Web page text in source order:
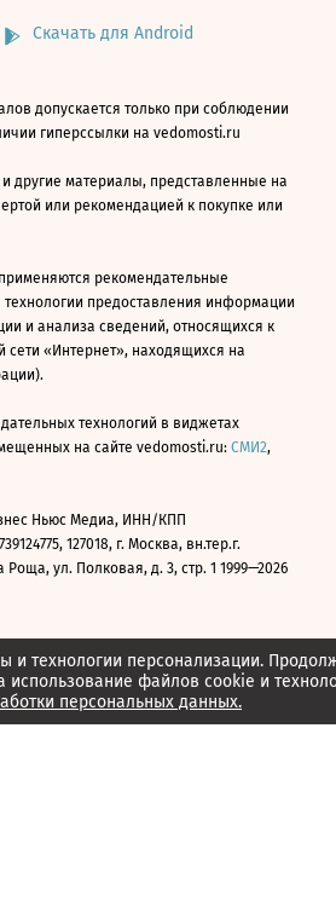
технологии персонализации.
использование файлов cookie и
персональных данных.
Скачать для Android
допускается только при соблюдении
гиперссылки на vedomosti.ru
другие материалы, представленные на
или рекомендацией к покупке или
рекомендательные
предоставления информации
и анализа сведений, относящихся к
сети «Интернет», находящихся на
технологий в виджетах
на сайте vedomosti.ru: СМИ2,
Ньюс Медиа, ИНН/КПП
127018, г. Москва, вн.тер.г.
ул. Полковая, д. 3, стр. 1 1999—2026